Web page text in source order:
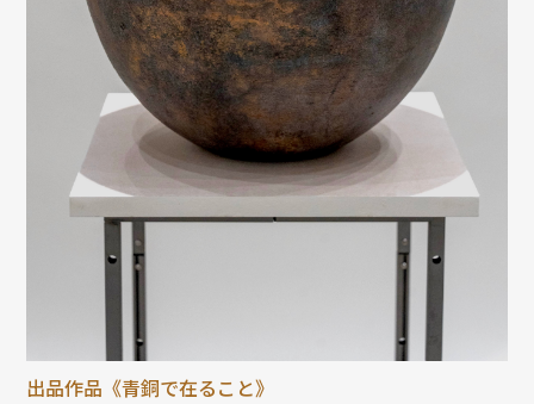
出品作品《青銅で在ること》